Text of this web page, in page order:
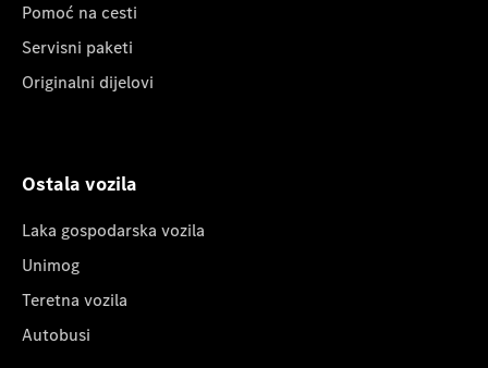
Pomoć na cesti
Servisni paketi
Originalni dijelovi
Ostala vozila
Laka gospodarska vozila
Unimog
Teretna vozila
Autobusi